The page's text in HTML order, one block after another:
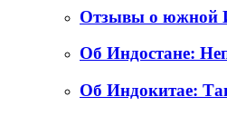
Отзывы о южной
Об Индостане:
Об Индокитае: